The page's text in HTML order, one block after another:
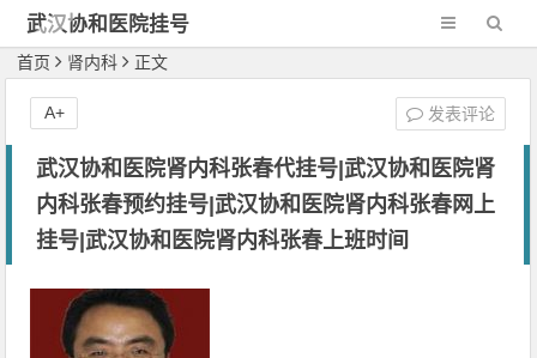
武汉协和医院挂号
网-新一代网2
首页 肾内科 正文
武汉协和医院肾内科张春代挂号|武汉协和医院肾
内科张春预约挂号|武汉协和医院肾内科张春网上
挂号|武汉协和医院肾内科张春上班时间
发表评论
A+